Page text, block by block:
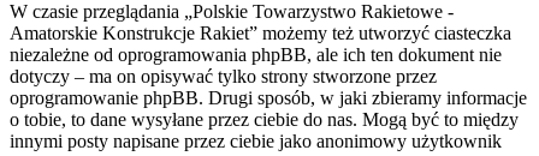
W czasie przeglądania „Polskie Towarzystwo Rakietowe -
Amatorskie Konstrukcje Rakiet” możemy też utworzyć ciasteczka
niezależne od oprogramowania phpBB, ale ich ten dokument nie
dotyczy – ma on opisywać tylko strony stworzone przez
oprogramowanie phpBB. Drugi sposób, w jaki zbieramy informacje
o tobie, to dane wysyłane przez ciebie do nas. Mogą być to między
innymi posty napisane przez ciebie jako anonimowy użytkownik